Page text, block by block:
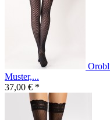
Muster,...
37,00 € *